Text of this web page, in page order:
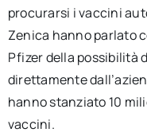
procurarsi i vaccini
Zenica hanno parlato
Pfizer della possibilità
direttamente
hanno stanziato 10
vaccini.